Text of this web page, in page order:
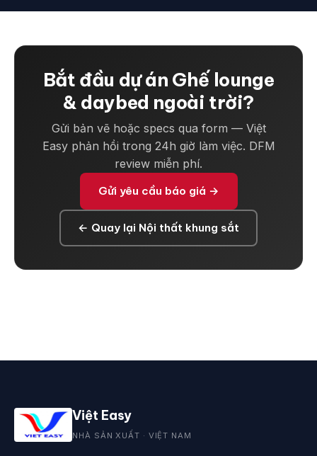
Bắt đầu dự án Ghế lounge
& daybed ngoài trời?
Gửi bản vẽ hoặc specs qua form — Việt
Easy phản hồi trong 24h giờ làm việc. DFM
review miễn phí.
Gửi yêu cầu báo giá →
← Quay lại Nội thất khung sắt
Việt Easy
NHÀ SẢN XUẤT · VIỆT NAM